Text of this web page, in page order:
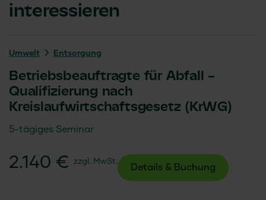
interessieren
Umwelt Entsorgung
Betriebsbeauftragte für Abfall –
Qualifizierung nach
Kreislaufwirtschaftsgesetz (KrWG)
5-tägiges Seminar
2.140 € zzgl. MwSt.
Details & Buchung